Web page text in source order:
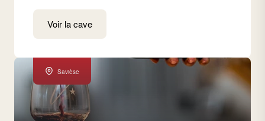
Voir la cave
Savièse